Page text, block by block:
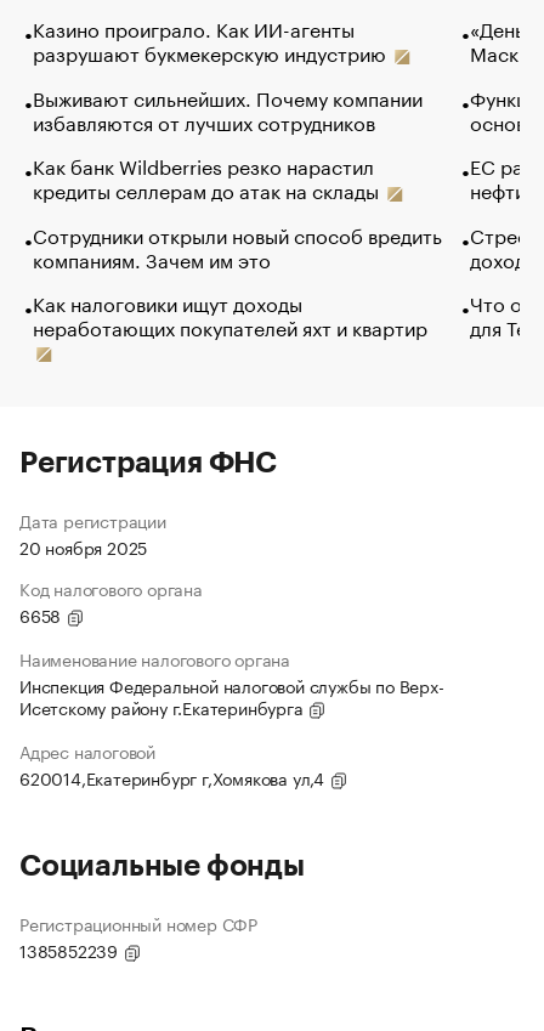
Казино проиграло. Как ИИ-агенты
разрушают букмекерскую индустрию
Выживают сильнейших. Почему компании
избавляются от лучших сотрудников
Как банк Wildberries резко нарастил
кредиты селлерам до атак на склады
Сотрудники открыли новый способ вредить
компаниям. Зачем им это
Как налоговики ищут доходы
неработающих покупателей яхт и квартир
Маск в
основ
ЕС
нефти
Что
для
Регистрация ФНС
Дата регистрации
20 ноября 2025
Код налогового органа
6658
Наименование налогового органа
Инспекция Федеральной налоговой службы по Верх-
Исетскому району г.Екатеринбурга
Адрес налоговой
620014,Екатеринбург г,Хомякова ул,4
Социальные фонды
Регистрационный номер СФР
1385852239